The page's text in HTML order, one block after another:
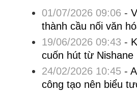
01/07/2026 09:06 -
thành cầu nối văn
19/06/2026 09:43 -
cuốn hút từ Nishane
24/02/2026 10:45-
công tạo nên biểu